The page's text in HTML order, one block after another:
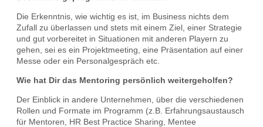
Die Erkenntnis, wie wichtig es ist, im Business nichts dem
Zufall zu überlassen und stets mit einem Ziel, einer Strategie
und gut vorbereitet in Situationen mit anderen Playern zu
gehen, sei es ein Projektmeeting, eine Präsentation auf einer
Messe oder ein Personalgespräch etc.
Wie hat Dir das Mentoring persönlich weitergeholfen?
Der Einblick in andere Unternehmen, über die verschiedenen
Rollen und Formate im Programm (z.B. Erfahrungsaustausch
für Mentoren, HR Best Practice Sharing, Mentee